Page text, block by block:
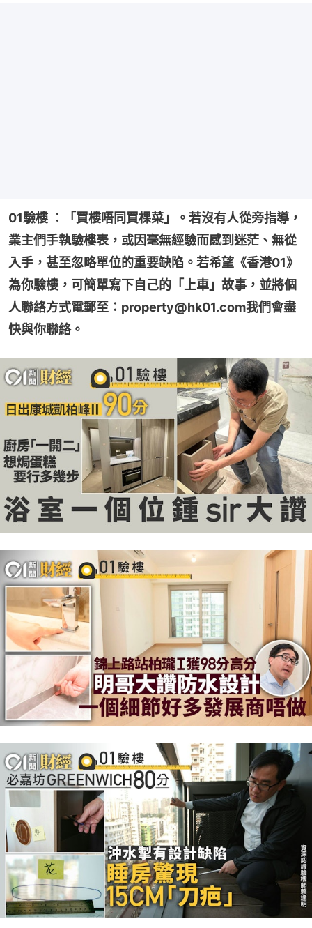
01驗樓 ︰「買樓唔同買棵菜」。若沒有人從旁指導，
業主們手執驗樓表，或因毫無經驗而感到迷茫、無從
入手，甚至忽略單位的重要缺陷。若希望《香港01》
為你驗樓，可簡單寫下自己的「上車」故事，並將個
人聯絡方式電郵至：property@hk01.com我們會盡
快與你聯絡。